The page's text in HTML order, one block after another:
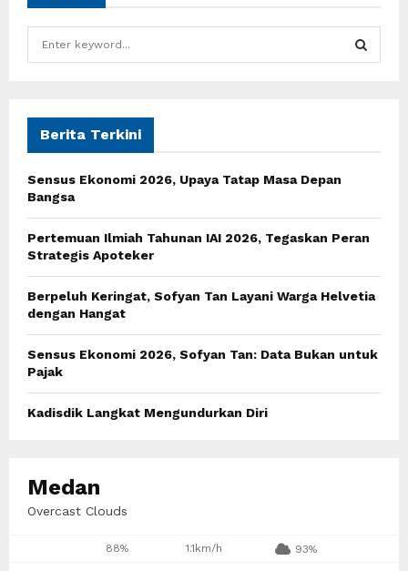
f
r
Berita Terkini
Sensus Ekonomi 2026, Upaya Tatap Masa Depan
Bangsa
Pertemuan Ilmiah Tahunan IAI 2026, Tegaskan Peran
Strategis Apoteker
Berpeluh Keringat, Sofyan Tan Layani Warga Helvetia
dengan Hangat
Sensus Ekonomi 2026, Sofyan Tan: Data Bukan untuk
Pajak
Kadisdik Langkat Mengundurkan Diri
Medan
Overcast Clouds
88% 1.1km/h 93%